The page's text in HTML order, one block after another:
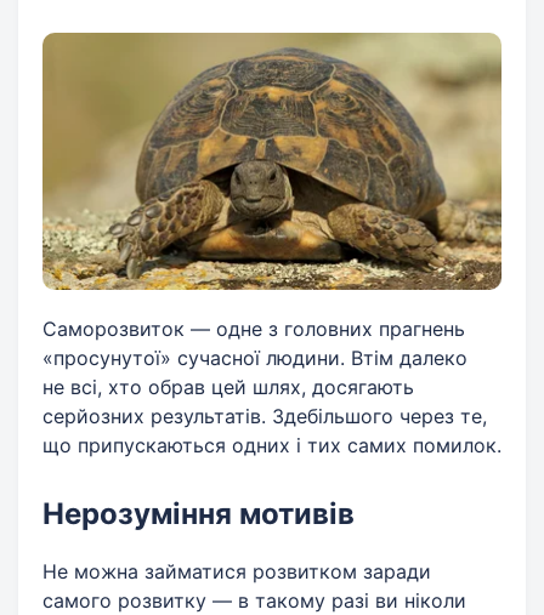
Саморозвиток — одне з головних прагнень
«просунутої» сучасної людини. Втім далеко
не всі, хто обрав цей шлях, досягають
серйозних результатів. Здебільшого через те,
що припускаються одних і тих самих помилок.
Нерозуміння мотивів
Не можна займатися розвитком заради
самого розвитку — в такому разі ви ніколи